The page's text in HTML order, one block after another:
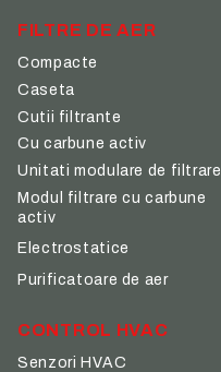
FILTRE DE AER
Compacte
Caseta
Cutii filtrante
Cu carbune activ
Unitati modulare de filtrare
Modul filtrare cu carbune
activ
Electrostatice
Purificatoare de aer
CONTROL HVAC
Senzori HVAC